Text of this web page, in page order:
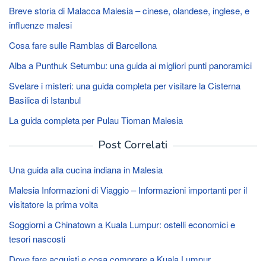
Breve storia di Malacca Malesia – cinese, olandese, inglese, e
influenze malesi
Cosa fare sulle Ramblas di Barcellona
Alba a Punthuk Setumbu: una guida ai migliori punti panoramici
Svelare i misteri: una guida completa per visitare la Cisterna
Basilica di Istanbul
La guida completa per Pulau Tioman Malesia
Post Correlati
Una guida alla cucina indiana in Malesia
Malesia Informazioni di Viaggio – Informazioni importanti per il
visitatore la prima volta
Soggiorni a Chinatown a Kuala Lumpur: ostelli economici e
tesori nascosti